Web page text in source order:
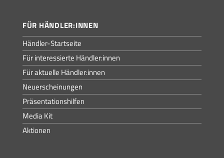
FÜR HÄNDLER:INNEN
Händler-Startseite
Für interessierte Händler:innen
Für aktuelle Händler:innen
Neuerscheinungen
Präsentationshilfen
Media Kit
Aktionen